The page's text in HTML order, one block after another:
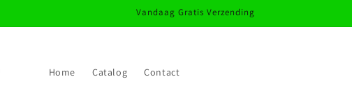
Vandaag Gratis Verzending
Home Catalog Contact